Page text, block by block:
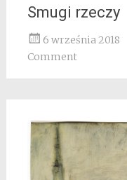
Smugi rzeczy
6 września 2018
Comment